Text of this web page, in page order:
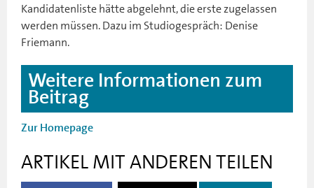
Kandidatenliste hätte abgelehnt, die erste zugelassen
werden müssen. Dazu im Studiogespräch: Denise
Friemann.
Weitere Informationen zum
Beitrag
Zur Homepage
ARTIKEL MIT ANDEREN TEILEN